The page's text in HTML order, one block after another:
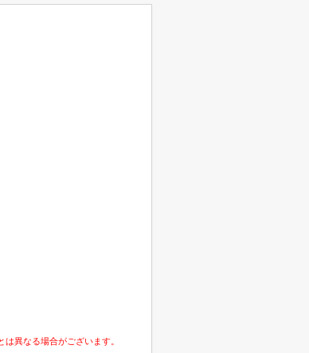
異なる場合がございます。